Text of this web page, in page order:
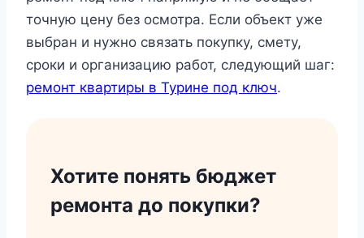
точную цену без осмотра. Если объект уже
выбран и нужно связать покупку, смету,
сроки и организацию работ, следующий шаг:
ремонт квартиры в Турине под ключ.
Хотите понять бюджет
ремонта до покупки?